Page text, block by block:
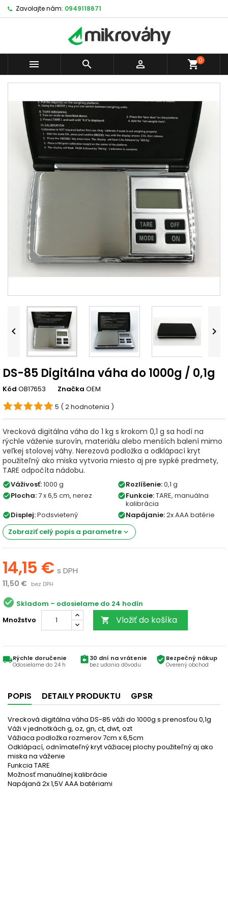
Zavolajte nám: 0949118671
   shopping_cart0
 
DS-85 Digitálna váha do 1000g / 0,1g
Kód OB17653 Značka OEM
5 ( 2 hodnotenia )
Vrecková digitálna váha do 1 kg s krokom 0,1 g sa hodí na
rýchle váženie surovín, materiálu alebo menších balení mimo
veľkej stolovej váhy. Nerezová podložka a odklápací kryt
použiteľný ako miska vytvoria miesto aj pre sypké predmety,
TARE odpočíta nádobu.
check_circleVáživosť:1000 g check_circleRozlíšenie:0,1 g
check_circlePlocha:7 x 6,5 cm, nerez check_circleFunkcie:TARE, manuálna
kalibrácia
check_circleDisplej:Podsvietený check_circleNapájanie:2x AAA batérie
Zobraziť celý popis a parametre keyboard_arrow_down
14,15 € s DPH
11,50 € bez DPH
check_circle Skladom
Množstvo
 Vložiť do košíka
local_shippingRýchle doručenie
Odosielame do 24 h
assignment_return30 dní na vrátenie
bez udania dôvodu
verified_userBezpečný nákup
Overený obchod
POPIS DETAILY PRODUKTU GPSR
Vrecková digitálna váha DS-85 váži do 1000g s prenosťou 0,1g
Váži v jednotkách g, oz, gn, ct, dwt, ozt
Vážiaca podložka rozmerov 7cm x 6,5cm
Odklápací, odnímateľný kryt vážiacej plochy použiteľný aj ako
miska na váženie
Funkcia TARE
Možnosť manuálnej kalibrácie
Napájaná 2x 1,5V AAA batériami